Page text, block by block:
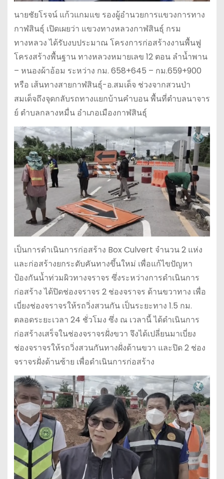
นายชัยโรจน์ แก้วแกมแข รองผู้อำนวยการแขวงการทาง
กาฬสินธุ์ เปิดเผยว่า แขวงทางหลวงกาฬสินธุ์ กรม
ทางหลวง ได้รับงบประมาณ โครงการก่อสร้างงานพื้นฟู
โครงสร้างพื้นฐาน ทางหลวงหมายเลข 12 ตอน ลำน้ำพาน
– หนองผ้าอ้อม ระหว่าง กม. 658+645 – กม.659+900
หรือ เส้นทางสายกาฬสินธุ์-อ.สมเด็จ ช่วงจากสวนป่า
สมเด็จถึงจุดกลับรถทางแยกบ้านคำบอน พื้นที่ตำบลนาจาร
ย์ ตำบลกลางหมื่น อำเภอเมืองกาฬสินธุ์
เป็นการดำเนินการก่อสร้าง Box Culvert จำนวน 2 แห่ง
และก่อสร้างยกระดับคันทางขึ้นใหม่ เพื่อแก้ไขปัญหา
ป้องกันน้ำท่วมผิวทางจราจร ซึ่งระหว่างการดำเนินการ
ก่อสร้าง ได้ปิดช่องจราจร 2 ช่องจราจร ด้านขวาทาง เพื่อ
เบี่ยงช่องจราจรให้รถวิ่งสวนกัน เป็นระยะทาง 1.5 กม.
ตลอดระยะเวลา 24 ชั่วโมง ซึ่ง ณ เวลานี้ ได้ดำเนินการ
ก่อสร้างเสร็จในช่องจราจรฝั่งขวา จึงได้เปลี่ยนมาเบี่ยง
ช่องจราจรให้รถวิ่งสวนกันทางฝั่งด้านขวา และปิด 2 ช่อง
จราจรฝั่งด้านซ้าย เพื่อดำเนินการก่อสร้าง